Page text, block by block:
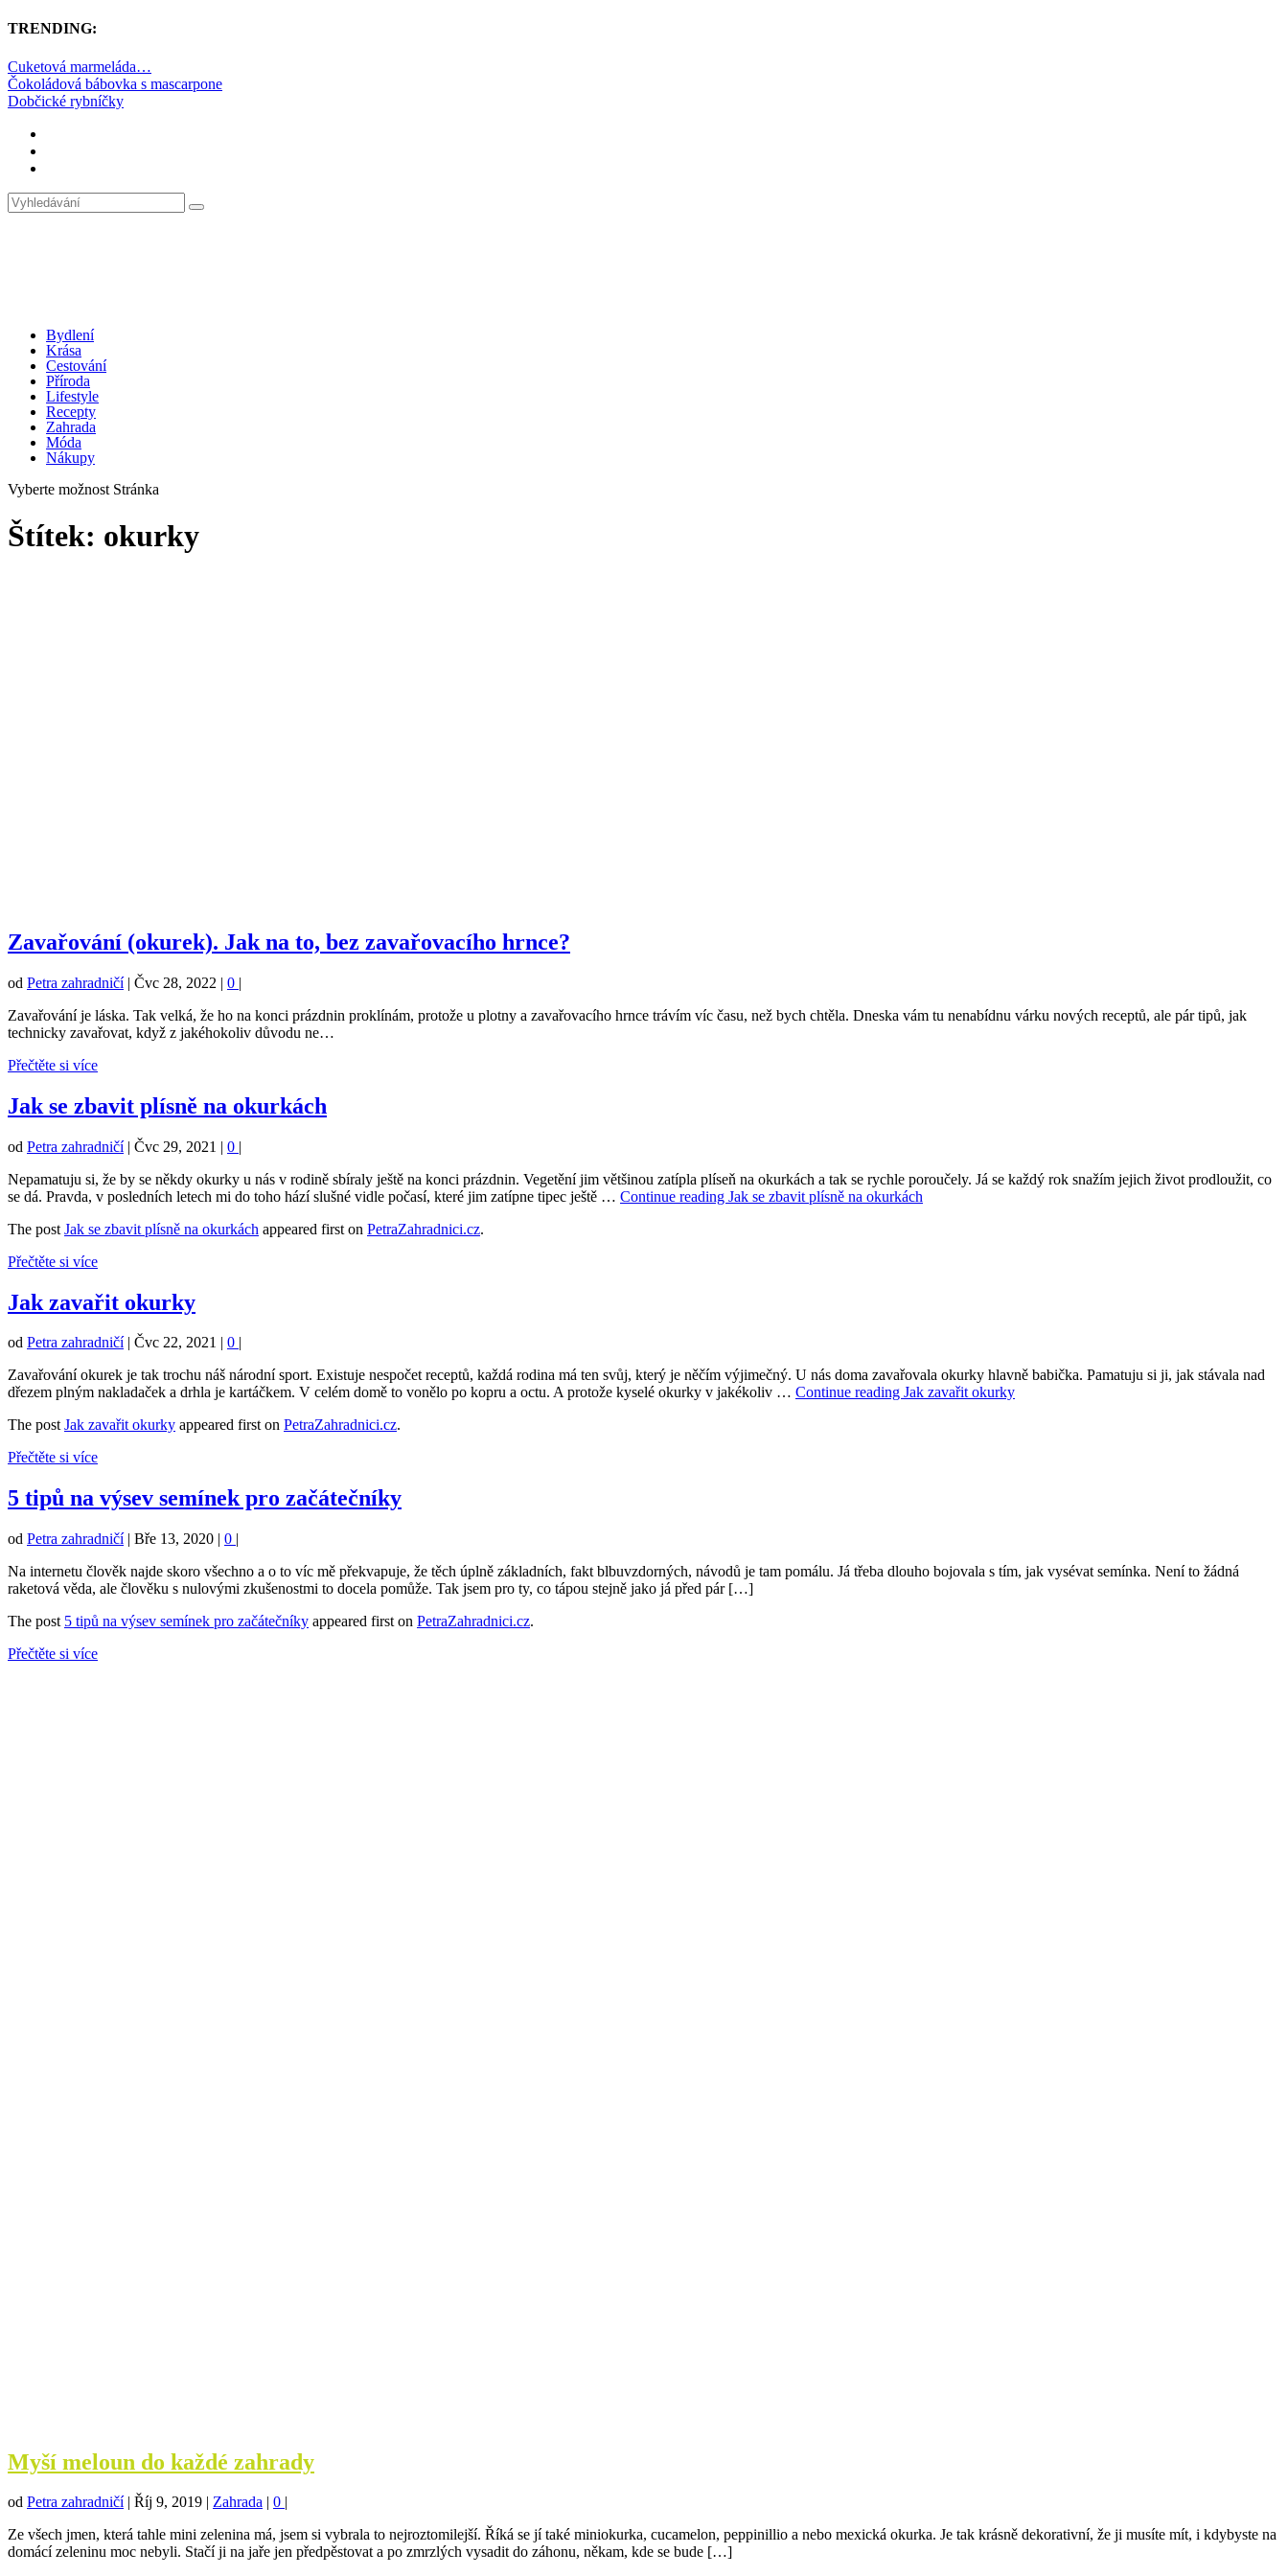
TRENDING:
Cuketová marmeláda…
Čokoládová bábovka s mascarpone
Dobčické rybníčky
Bydlení
Krása
Cestování
Příroda
Lifestyle
Recepty
Zahrada
Móda
Nákupy
Vyberte možnost Stránka
Štítek: okurky
Zavařování (okurek). Jak na to, bez zavařovacího hrnce?
od Petra zahradničí| Čvc 28, 2022 | 0 |
Zavařování je láska. Tak velká, že ho na konci prázdnin proklínám, protože u plotny a zavařovacího hrnce trávím víc času, než bych chtěla. Dneska vám tu nenabídnu várku nových receptů, ale pár tipů, jak
technicky zavařovat, když z jakéhokoliv důvodu ne…
Přečtěte si více
Jak se zbavit plísně na okurkách
od Petra zahradničí| Čvc 29, 2021 | 0 |
Nepamatuju si, že by se někdy okurky u nás v rodině sbíraly ještě na konci prázdnin. Vegetění jim většinou zatípla plíseň na okurkách a tak se rychle poroučely. Já se každý rok snažím jejich život prodloužit, co
se dá. Pravda, v posledních letech mi do toho hází slušné vidle počasí, které jim zatípne tipec ještě … Continue reading Jak se zbavit plísně na okurkách
The post Jak se zbavit plísně na okurkách appeared first on PetraZahradnici.cz.
Přečtěte si více
Jak zavařit okurky
od Petra zahradničí Čvc 22, 2021 0
Zavařování okurek je tak trochu náš národní sport. Existuje nespočet receptů, každá rodina má ten svůj, který je něčím výjimečný. U nás doma zavařovala okurky hlavně babička. Pamatuju si ji, jak stávala nad
dřezem plným nakladaček a drhla je kartáčkem. V celém domě to vonělo po kopru a octu. A protože kyselé okurky v jakékoliv … Continue reading Jak zavařit okurky
The postJak zavařit okurky appeared first on PetraZahradnici.cz.
Přečtěte si více
5 tipů na výsev semínek pro začátečníky
od Petra zahradničí| Bře 13, 2020 | 0 |
Na internetu člověk najde skoro všechno a o to víc mě překvapuje, že těch úplně základních, fakt blbuvzdorných, návodů je tam pomálu. Já třeba dlouho bojovala s tím, jak vysévat semínka. Není to žádná
raketová věda, ale člověku s nulovými zkušenostmi to docela pomůže. Tak jsem pro ty, co tápou stejně jako já před pár […]
The post 5 tipů na výsev semínek pro začátečníky appeared first on PetraZahradnici.cz.
Přečtěte si více
Myší meloun do každé zahrady
od Petra zahradničí Říj 9, 2019 Zahrada 0
Ze všech jmen, která tahle mini zelenina má, jsem si vybrala to nejroztomilejší. Říká se jí také miniokurka, cucamelon, peppinillio a nebo mexická okurka. Je tak krásně dekorativní, že ji musíte mít, i kdybyste na
domácí zeleninu moc nebyli. Stačí ji na jaře jen předpěstovat a po zmrzlých vysadit do záhonu, někam, kde se bude […]